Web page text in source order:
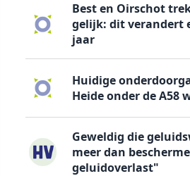
Best en Oirschot
gelijk: dit verandert
jaar
Huidige
Heide onder de A58
Geweldig die
meer dan
geluidoverlast"